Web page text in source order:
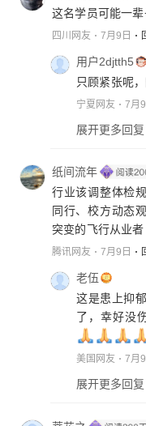
这名学员可能一
四川网友 7月9日
用户2djtth5
只顾紧张呢
宁夏网友 7月9
展开更多回复
纸间流年
行业该调整体检
同行、校方动态
突变的飞行从业者
腾讯网友 7月9日
老伍
这是患上抑
了，幸好没
美国网友 7月9
展开更多回复